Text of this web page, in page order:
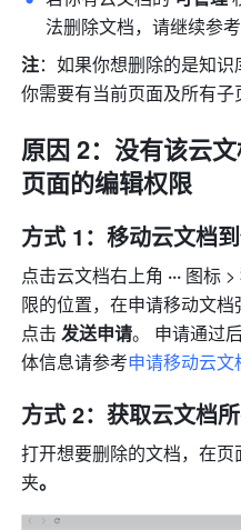
法删除文档，请继续参
注：如果你想删除的是知识
你需要有当前页面及所有子
原因 2：没有该云
页面的编辑权限
方式 1：移动云文档
点击云文档右上角 ··· 图标 >
限的位置，在申请移动文档
点击 发送申请。 申请通过
体信息请参考申请移动云
方式 2：获取云文档
打开想要删除的文档，在
夹。